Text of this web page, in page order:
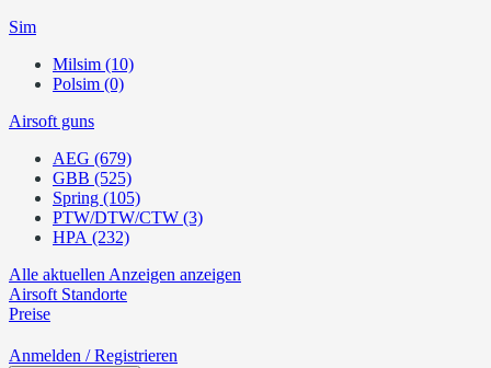
Sim
Milsim (10)
Polsim (0)
Airsoft guns
AEG (679)
GBB (525)
Spring (105)
PTW/DTW/CTW (3)
HPA (232)
Alle aktuellen Anzeigen anzeigen
Airsoft Standorte
Preise
Anmelden / Registrieren